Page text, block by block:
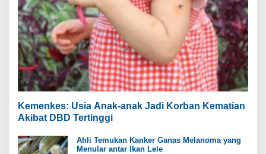
Kemenkes: Usia Anak-anak Jadi Korban Kematian
Akibat DBD Tertinggi
Ahli Temukan Kanker Ganas Melanoma yang
Menular antar Ikan Lele